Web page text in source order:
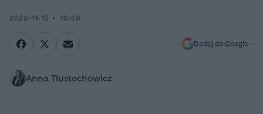
2022-11-15 16:49
Dodaj do Google
Anna Tłustochowicz